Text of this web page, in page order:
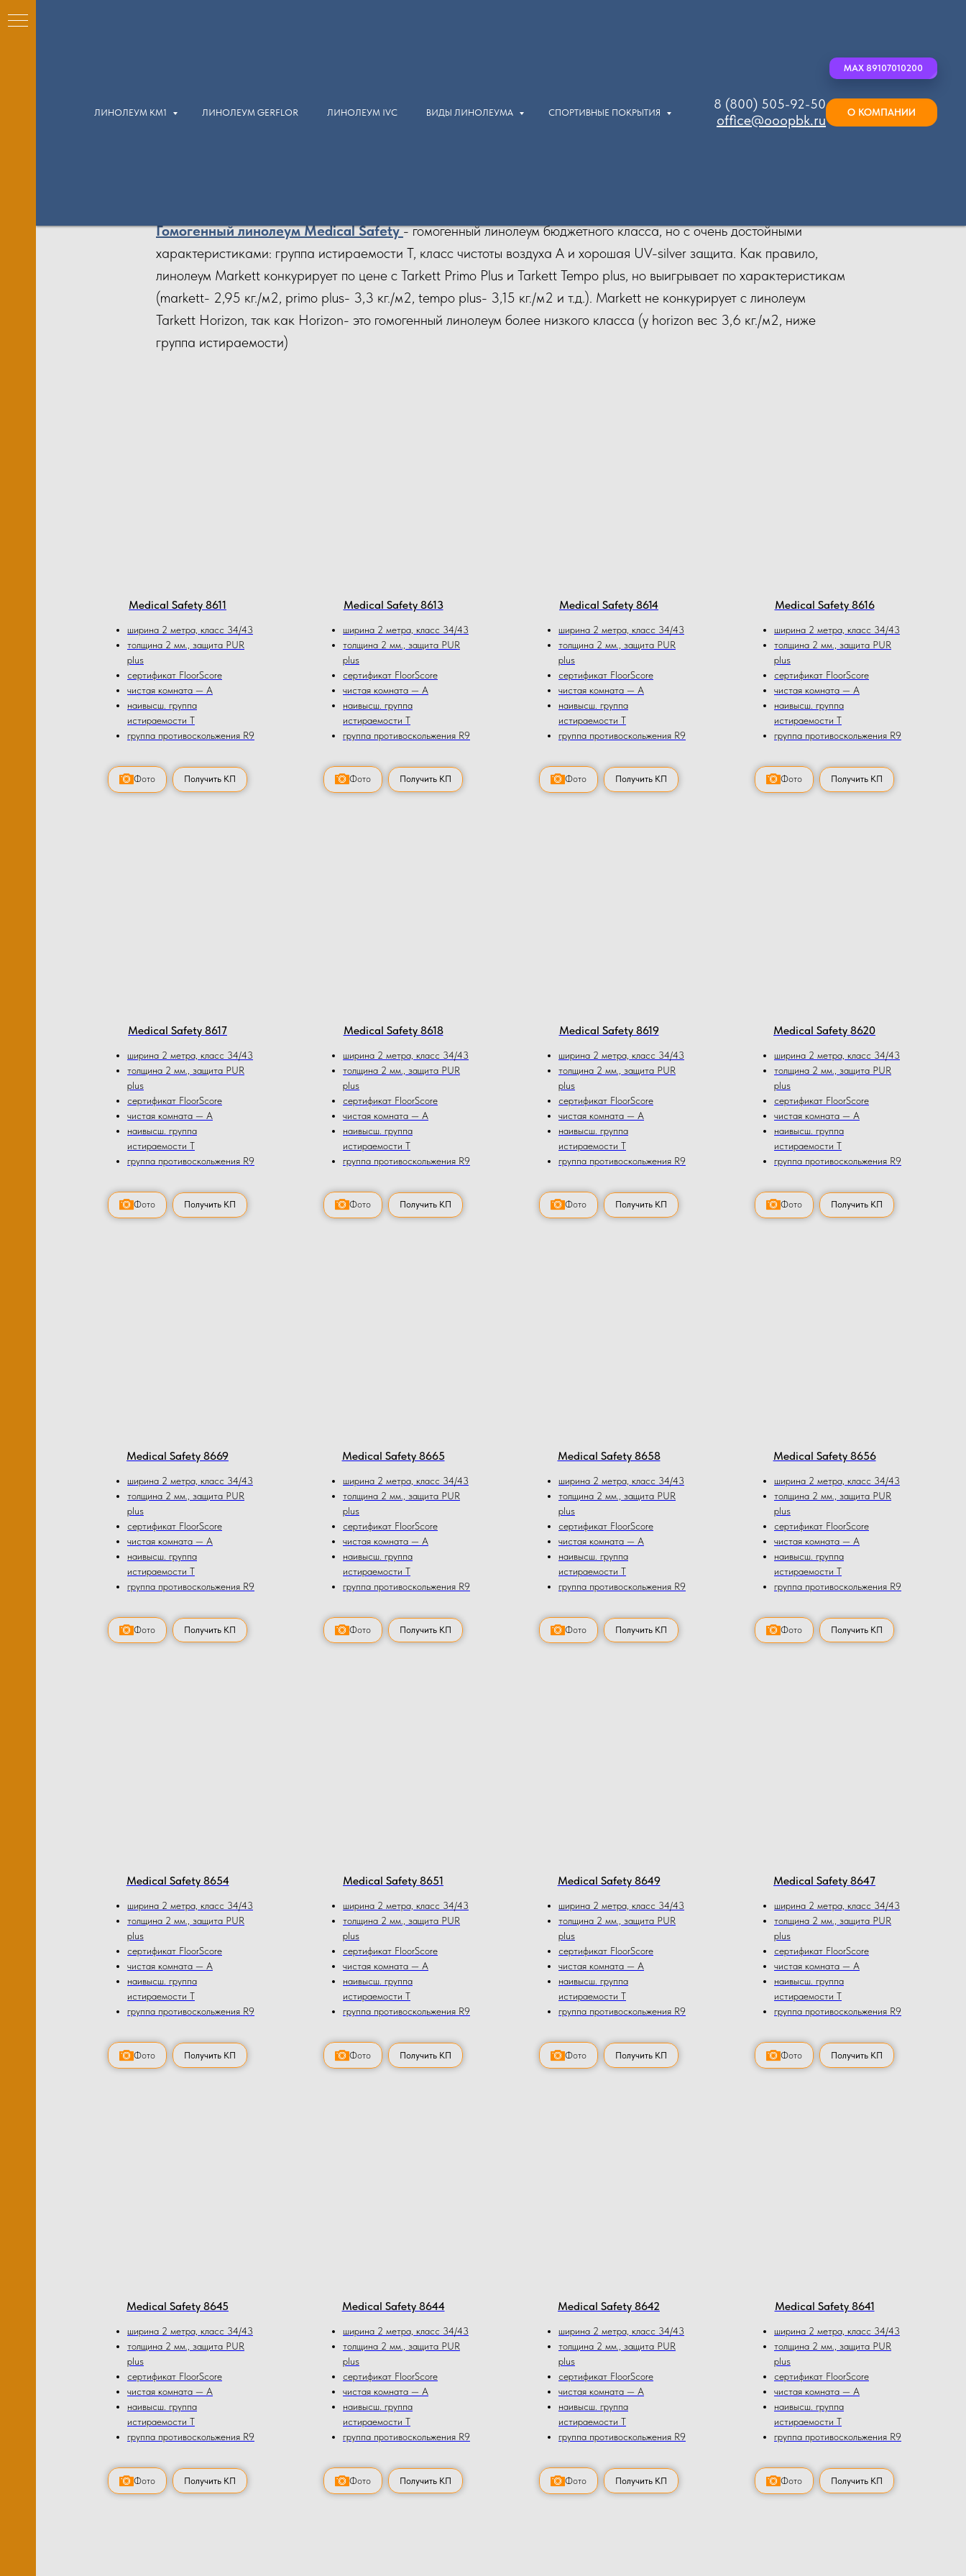
ЛИНОЛЕУМ КМ1 ЛИНОЛЕУМ GERFLOR ЛИНОЛЕУМ IVC ВИДЫ ЛИНОЛЕУМА СПОРТИВНЫЕ ПОКРЫТИЯ
8 (800) 505-92-50
office@ooopbk.ru О КОМПАНИИ
MAX 89107010200
Гомогенный линолеум Medical Safetу- гомогенный линолеум бюджетного класса, но с очень достойными
характеристиками: группа истираемости Т, класс чистоты воздуха А и хорошая UV-silver защита. Как правило,
линолеум Markett конкурирует по цене с Tarkett Primo Plus и Tarkett Tempo plus, но выигрывает по характеристикам
(markett- 2,95 кг./м2, primo plus- 3,3 кг./м2, tempo plus- 3,15 кг./м2 и т.д.). Markett не конкурирует с линолеум
Tarkett Horizon, так как Horizon- это гомогенный линолеум более низкого класса (у horizon вес 3,6 кг./м2, ниже
группа истираемости)
Medical Safety 8611
ширина 2 метра, класс 34/43
толщина 2 мм., защита PUR
plus
сертификат FloorScore
чистая комната — А
наивысш. группа
истираемости Т
группа противоскольжения R9
Фото Получить КП
Medical Safety 8613
ширина 2 метра, класс 34/43
толщина 2 мм., защита PUR
plus
сертификат FloorScore
чистая комната — А
наивысш. группа
истираемости Т
группа противоскольжения R9
Фото Получить КП
Medical Safety 8614
ширина 2 метра, класс 34/43
толщина 2 мм., защита PUR
plus
сертификат FloorScore
чистая комната — А
наивысш. группа
истираемости Т
группа противоскольжения R9
Фото Получить КП
Medical Safety 8616
ширина 2 метра, класс 34/43
толщина 2 мм., защита PUR
plus
сертификат FloorScore
чистая комната — А
наивысш. группа
истираемости Т
группа противоскольжения R9
Фото Получить КП
Medical Safety 8617
ширина 2 метра, класс 34/43
толщина 2 мм., защита PUR
plus
сертификат FloorScore
чистая комната — А
наивысш. группа
истираемости Т
группа противоскольжения R9
Фото Получить КП
Medical Safety 8618
ширина 2 метра, класс 34/43
толщина 2 мм., защита PUR
plus
сертификат FloorScore
чистая комната — А
наивысш. группа
истираемости Т
группа противоскольжения R9
Фото Получить КП
Medical Safety 8619
ширина 2 метра, класс 34/43
толщина 2 мм., защита PUR
plus
сертификат FloorScore
чистая комната — А
наивысш. группа
истираемости Т
группа противоскольжения R9
Фото Получить КП
Medical Safety 8620
ширина 2 метра, класс 34/43
толщина 2 мм., защита PUR
plus
сертификат FloorScore
чистая комната — А
наивысш. группа
истираемости Т
группа противоскольжения R9
Фото Получить КП
Medical Safety 8669
ширина 2 метра, класс 34/43
толщина 2 мм., защита PUR
plus
сертификат FloorScore
чистая комната — А
наивысш. группа
истираемости Т
группа противоскольжения R9
Фото Получить КП
Medical Safety 8665
ширина 2 метра, класс 34/43
толщина 2 мм., защита PUR
plus
сертификат FloorScore
чистая комната — А
наивысш. группа
истираемости Т
группа противоскольжения R9
Фото Получить КП
Medical Safety 8658
ширина 2 метра, класс 34/43
толщина 2 мм., защита PUR
plus
сертификат FloorScore
чистая комната — А
наивысш. группа
истираемости Т
группа противоскольжения R9
Фото Получить КП
Medical Safety 8656
ширина 2 метра, класс 34/43
толщина 2 мм., защита PUR
plus
сертификат FloorScore
чистая комната — А
наивысш. группа
истираемости Т
группа противоскольжения R9
Фото Получить КП
Medical Safety 8654
ширина 2 метра, класс 34/43
толщина 2 мм., защита PUR
plus
сертификат FloorScore
чистая комната — А
наивысш. группа
истираемости Т
группа противоскольжения R9
Фото Получить КП
Medical Safety 8651
ширина 2 метра, класс 34/43
толщина 2 мм., защита PUR
plus
сертификат FloorScore
чистая комната — А
наивысш. группа
истираемости Т
группа противоскольжения R9
Фото Получить КП
Medical Safety 8649
ширина 2 метра, класс 34/43
толщина 2 мм., защита PUR
plus
сертификат FloorScore
чистая комната — А
наивысш. группа
истираемости Т
группа противоскольжения R9
Фото Получить КП
Medical Safety 8647
ширина 2 метра, класс 34/43
толщина 2 мм., защита PUR
plus
сертификат FloorScore
чистая комната — А
наивысш. группа
истираемости Т
группа противоскольжения R9
Фото Получить КП
Medical Safety 8645
ширина 2 метра, класс 34/43
толщина 2 мм., защита PUR
plus
сертификат FloorScore
чистая комната — А
наивысш. группа
истираемости Т
группа противоскольжения R9
Фото Получить КП
Medical Safety 8644
ширина 2 метра, класс 34/43
толщина 2 мм., защита PUR
plus
сертификат FloorScore
чистая комната — А
наивысш. группа
истираемости Т
группа противоскольжения R9
Фото Получить КП
Medical Safety 8642
ширина 2 метра, класс 34/43
толщина 2 мм., защита PUR
plus
сертификат FloorScore
чистая комната — А
наивысш. группа
истираемости Т
группа противоскольжения R9
Фото Получить КП
Medical Safety 8641
ширина 2 метра, класс 34/43
толщина 2 мм., защита PUR
plus
сертификат FloorScore
чистая комната — А
наивысш. группа
истираемости Т
группа противоскольжения R9
Фото Получить КП